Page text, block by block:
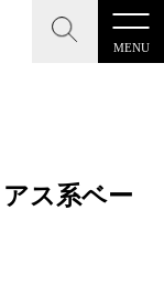
MENU
CLOSE
CLOSE
ィア
ス系ベー